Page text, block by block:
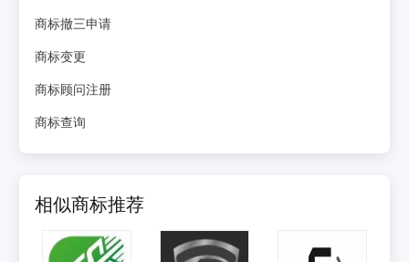
商标撤三申请
商标变更
商标顾问注册
商标查询
相似商标推荐